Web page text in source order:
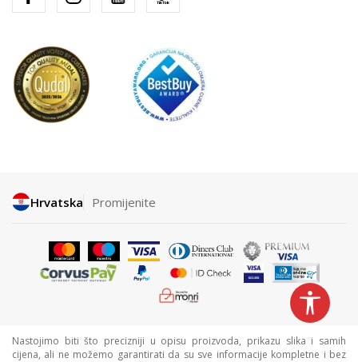
Hrvatska Promijenite
Nastojimo biti što precizniji u opisu proizvoda, prikazu slika i samih
cijena, ali ne možemo garantirati da su sve informacije kompletne i bez